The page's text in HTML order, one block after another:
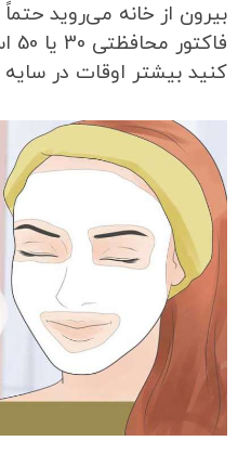
بیرون از خانه می‌روید
کنید بیشتر اوقات در سایه